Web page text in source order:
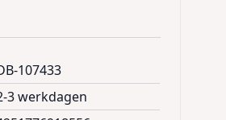
107433
3 werkdagen